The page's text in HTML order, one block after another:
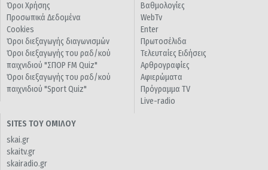
Όροι Χρήσης
Προσωπικά Δεδομένα
Cookies
Όροι διεξαγωγής διαγωνισμών
Όροι διεξαγωγής του ραδ/κού
παιχνιδιού "ΣΠΟΡ FM Quiz"
Όροι διεξαγωγής του ραδ/κού
παιχνιδιού "Sport Quiz"
Βαθμολογίες
WebTv
Enter
Πρωτοσέλιδα
Τελευταίες Ειδήσεις
Αρθρογραφίες
Αφιερώματα
Πρόγραμμα TV
Live-radio
SITES ΤΟΥ ΟΜΙΛΟΥ
skai.gr
skaitv.gr
skairadio.gr